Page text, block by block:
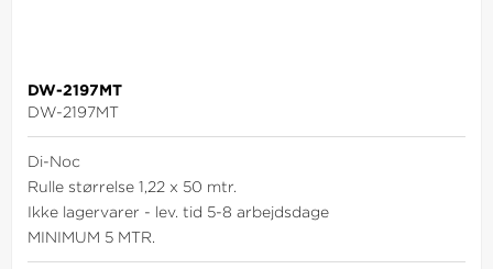
DW-2197MT
DW-2197MT
Di-Noc
Rulle størrelse 1,22 x 50 mtr.
Ikke lagervarer - lev. tid 5-8 arbejdsdage
MINIMUM 5 MTR.